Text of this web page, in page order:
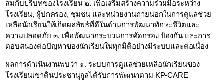
สมกับบริบทของโรงเรียน ๒. เพื่อเสริมสร้างความร่วมมือระหว่าง
โรงเรียน, ผู้ปกครอง, ชุมชน และหน่วยงานภายนอกในการดูแลช่วย
เหลือนักเรียนให้เกิดผลลัพธ์ที่ดีในด้านการพัฒนาทักษะชีวิตและ
ความปลอดภัย ๓. เพื่อพัฒนากระบวนการคัดกรอง ป้องกัน และการ
ตอบสนองต่อปัญหาของนักเรียนในทุกมิติอย่างมีระบบและต่อเนื่อง
ผลการดำเนินงานพบว่า ๑. ระบบการดูแลช่วยเหลือนักเรียนของ
โรงเรียนเขาดินประชานุกูลได้รับการพัฒนาตาม KP-CARE